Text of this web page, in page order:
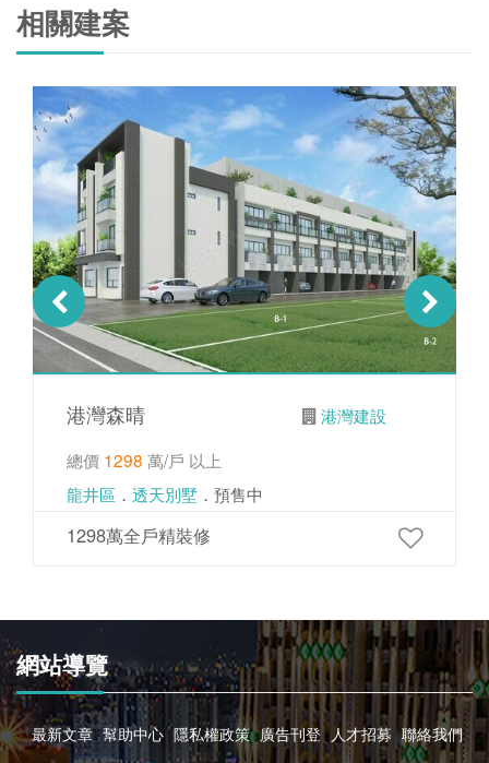
相關建案
港灣森晴
港灣建設
總價 1298 萬/戶 以上
龍井區 ． 透天別墅 ．預售中
1298萬全戶精裝修
網站導覽
最新文章 幫助中心 隱私權政策 廣告刊登 人才招募 聯絡我們